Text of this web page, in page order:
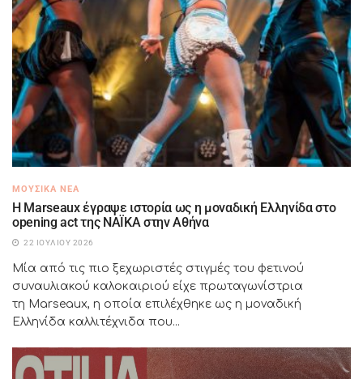
ΜΟΥΣΙΚΆ ΝΈΑ
H Marseaux έγραψε ιστορία ως η μοναδική Ελληνίδα στο
opening act της NAÏKA στην Αθήνα
22 ΙΟΥΛΊΟΥ 2026
Μία από τις πιο ξεχωριστές στιγμές του φετινού
συναυλιακού καλοκαιριού είχε πρωταγωνίστρια
τη Marseaux, η οποία επιλέχθηκε ως η μοναδική
Ελληνίδα καλλιτέχνιδα που...